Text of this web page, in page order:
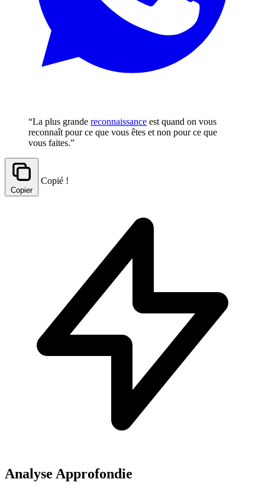
“La plus grande reconnaissance est quand on vous
reconnaît pour ce que vous êtes et non pour ce que
vous faites.”
Copier
Copié !
Analyse Approfondie